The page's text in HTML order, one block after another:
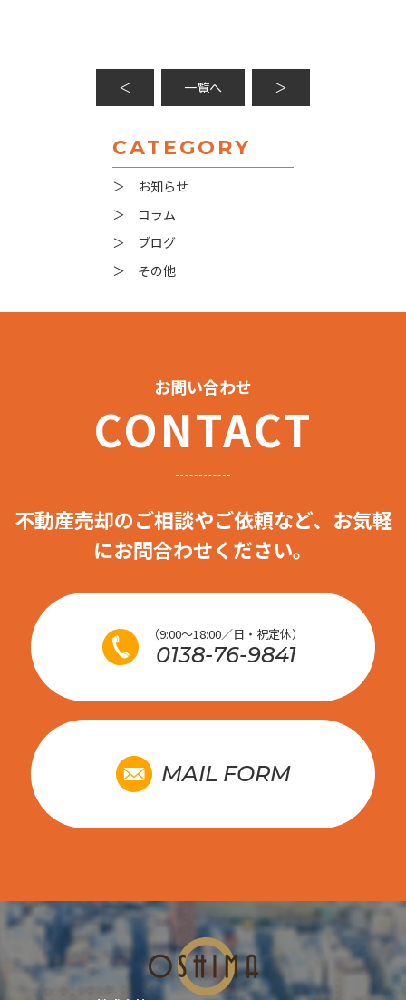
＜ 一覧へ ＞
CATEGORY
＞ お知らせ
＞ コラム
＞ ブログ
＞ その他
お問い合わせ
CONTACT
不動産売却のご相談やご依頼など、お気軽
にお問合わせください。
（9:00～18:00／日・祝定休）
0138-76-9841
MAIL FORM